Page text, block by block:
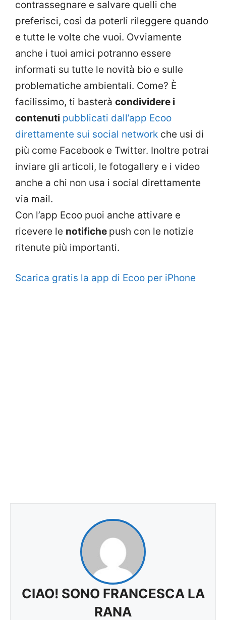
contrassegnare e salvare quelli che
preferisci, così da poterli rileggere quando
e tutte le volte che vuoi. Ovviamente
anche i tuoi amici potranno essere
informati su tutte le novità bio e sulle
problematiche ambientali. Come? È
facilissimo, ti basterà condividere i
contenuti pubblicati dall’app Ecoo
direttamente sui social network che usi di
più come Facebook e Twitter. Inoltre potrai
inviare gli articoli, le fotogallery e i video
anche a chi non usa i social direttamente
via mail.
Con l’app Ecoo puoi anche attivare e
ricevere le notifiche push con le notizie
ritenute più importanti.
Scarica gratis la app di Ecoo per iPhone
CIAO! SONO FRANCESCA LA
RANA